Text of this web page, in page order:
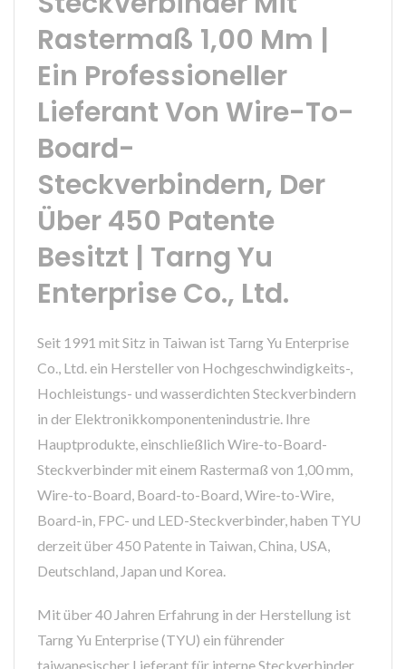
Rastermaß 1,00 Mm |
Ein Professioneller
Lieferant Von Wire-To-
Board-
Steckverbindern, Der
Über 450 Patente
Besitzt | Tarng Yu
Enterprise Co., Ltd.
Seit 1991 mit Sitz in Taiwan ist Tarng Yu Enterprise
Co., Ltd. ein Hersteller von Hochgeschwindigkeits-,
Hochleistungs- und wasserdichten Steckverbindern
in der Elektronikkomponentenindustrie. Ihre
Hauptprodukte, einschließlich Wire-to-Board-
Steckverbinder mit einem Rastermaß von 1,00 mm,
Wire-to-Board, Board-to-Board, Wire-to-Wire,
Board-in, FPC- und LED-Steckverbinder, haben TYU
derzeit über 450 Patente in Taiwan, China, USA,
Deutschland, Japan und Korea.
Mit über 40 Jahren Erfahrung in der Herstellung ist
Tarng Yu Enterprise (TYU) ein führender
taiwanesischer Lieferant für interne Steckverbinder,